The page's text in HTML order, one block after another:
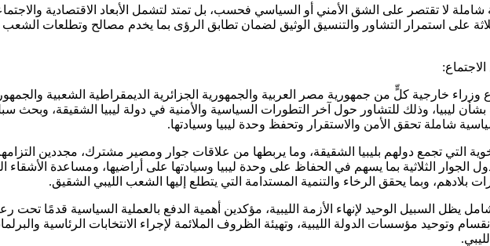
شاملة لا تقتصر على الشق الأمني أو السياسي فحسب، بل تمتد لتشمل الأبعاد الاقتصادية
على استمرار التشاور والتنسيق الوثيق لضمان تطابق الرؤى بما يخدم مصالح وتطلعات الشعب
خارجية كلٍّ من جمهورية مصر العربية والجمهورية الجزائرية الديمقراطية الشعبية
بشأن ليبيا، وذلك للتشاور حول آخر التطورات السياسية والأمنية في دولة ليبيا الشقيقة، وبحث
شاملة تحقق الأمن والاستقرار وتحفظ وحدة ليبيا وسيادتها.
التي تجمع دولهم بليبيا الشقيقة، وما يربطها من علاقات جوار ومصير مشترك، مجددين
الجوار الثلاثية بما يسهم في الحفاظ على وحدة ليبيا وسيادتها على أراضيها، ومساعدة الأشقاء
وبما يحقق الرخاء والتنمية المستدامة التي يتطلع إليها الشعب الليبي الشقيق.
يظل السبيل الوحيد لإنهاء الأزمة الليبية، مؤكدين أهمية الدفع بالعملية السياسية قدمًا تحت
وتوحيد مؤسسات الدولة الليبية، وتهيئة الظروف الملائمة لإجراء الانتخابات الرئاسية